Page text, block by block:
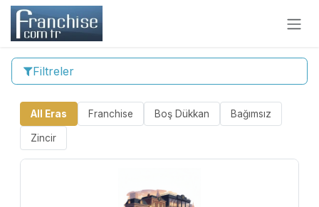
İçereği Atla
Filtreler
All Eras Franchise Boş Dükkan Bağımsız
Zincir